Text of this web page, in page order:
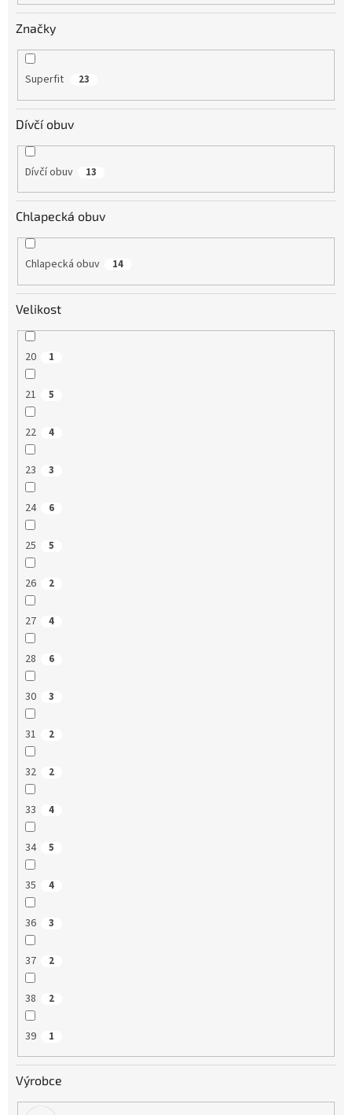
Značky
Superfit 23
Dívčí obuv
Dívčí obuv 13
Chlapecká obuv
Chlapecká obuv 14
Velikost
20 1
21 5
22 4
23 3
24 6
25 5
26 2
27 4
28 6
30 3
31 2
32 2
33 4
34 5
35 4
36 3
37 2
38 2
39 1
Výrobce